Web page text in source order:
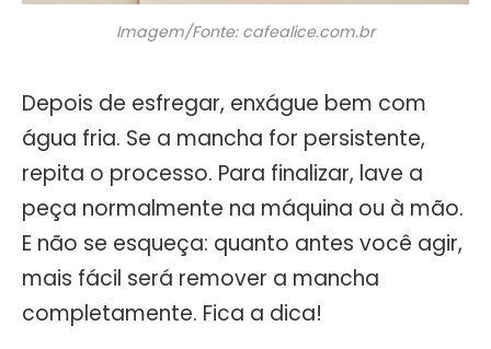
Imagem/Fonte: cafealice.com.br
Depois de esfregar, enxágue bem com
água fria. Se a mancha for persistente,
repita o processo. Para finalizar, lave a
peça normalmente na máquina ou à mão.
E não se esqueça: quanto antes você agir,
mais fácil será remover a mancha
completamente. Fica a dica!